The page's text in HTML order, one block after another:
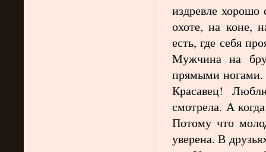
издревле хорошо
охоте, на коне,
есть, где себя
Мужчина на
прямыми
Красавец!
смотрела. А
Потому что
уверена. В